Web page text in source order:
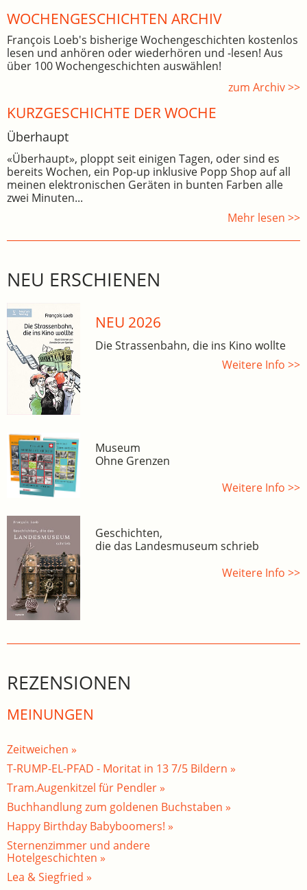
WOCHEN­GE­SCHICHTEN ARCHIV
François Loeb's bisherige Wochengeschichten kostenlos
lesen und anhören oder wiederhören und -lesen! Aus
über 100 Wochengeschichten auswählen!
zum Archiv >>
KURZGESCHICHTE DER WOCHE
Überhaupt
«Überhaupt», ploppt seit einigen Tagen, oder sind es
bereits Wochen, ein Pop-up inklusive Popp Shop auf all
meinen elektronischen Geräten in bunten Farben alle
zwei Minuten...
Mehr lesen >>
NEU ERSCHIENEN
NEU 2026
Die Strassenbahn, die ins Kino wollte
Weitere Info >>
Museum
Ohne Grenzen
Weitere Info >>
Geschichten,
die das Landesmuseum schrieb
Weitere Info >>
REZENSIONEN
MEINUNGEN
Zeitweichen »
T-RUMP-EL-PFAD - Moritat in 13 7/5 Bildern »
Tram.Augenkitzel für Pendler »
Buchhandlung zum goldenen Buchstaben »
Happy Birthday Babyboomers! »
Sternenzimmer und andere
Hotelgeschichten »
Lea & Siegfried »